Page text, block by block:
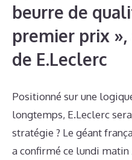
beurre de
premier prix »,
de E.Leclerc
Positionné sur une
longtemps, E.Leclerc
stratégie ? Le géant
a confirmé ce lundi